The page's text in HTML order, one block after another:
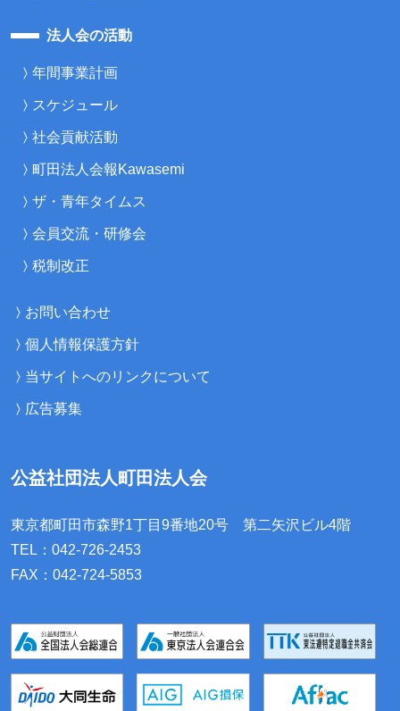
法人会の活動
年間事業計画
スケジュール
社会貢献活動
町田法人会報Kawasemi
ザ・青年タイムス
会員交流・研修会
税制改正
お問い合わせ
個人情報保護方針
当サイトへのリンクについて
広告募集
公益社団法人町田法人会
東京都町田市森野1丁目9番地20号 第二矢沢ビル4階
TEL：042-726-2453
FAX：042-724-5853